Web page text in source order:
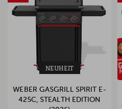
NEUHEIT
WEBER GASGRILL SPIRIT E-
425C, STEALTH EDITION